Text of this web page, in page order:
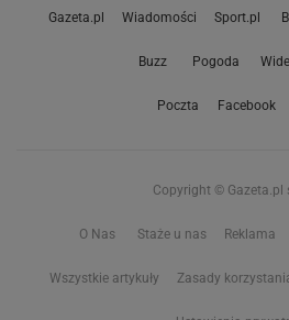
Gazeta.pl Wiadomości Sport.pl
Buzz Pogoda
Poczta Facebook
Copyright © Gazeta.pl
O Nas Staże u nas Reklama
Wszystkie artykuły Zasady